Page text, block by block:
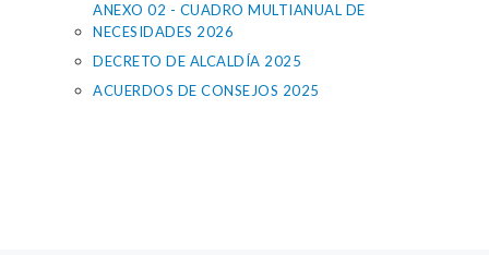
ANEXO 02 - CUADRO MULTIANUAL DE
NECESIDADES 2026
DECRETO DE ALCALDÍA 2025
ACUERDOS DE CONSEJOS 2025